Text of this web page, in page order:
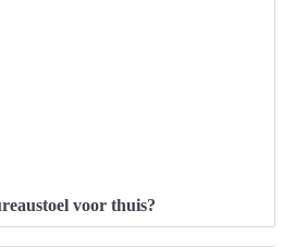
voor thuis?